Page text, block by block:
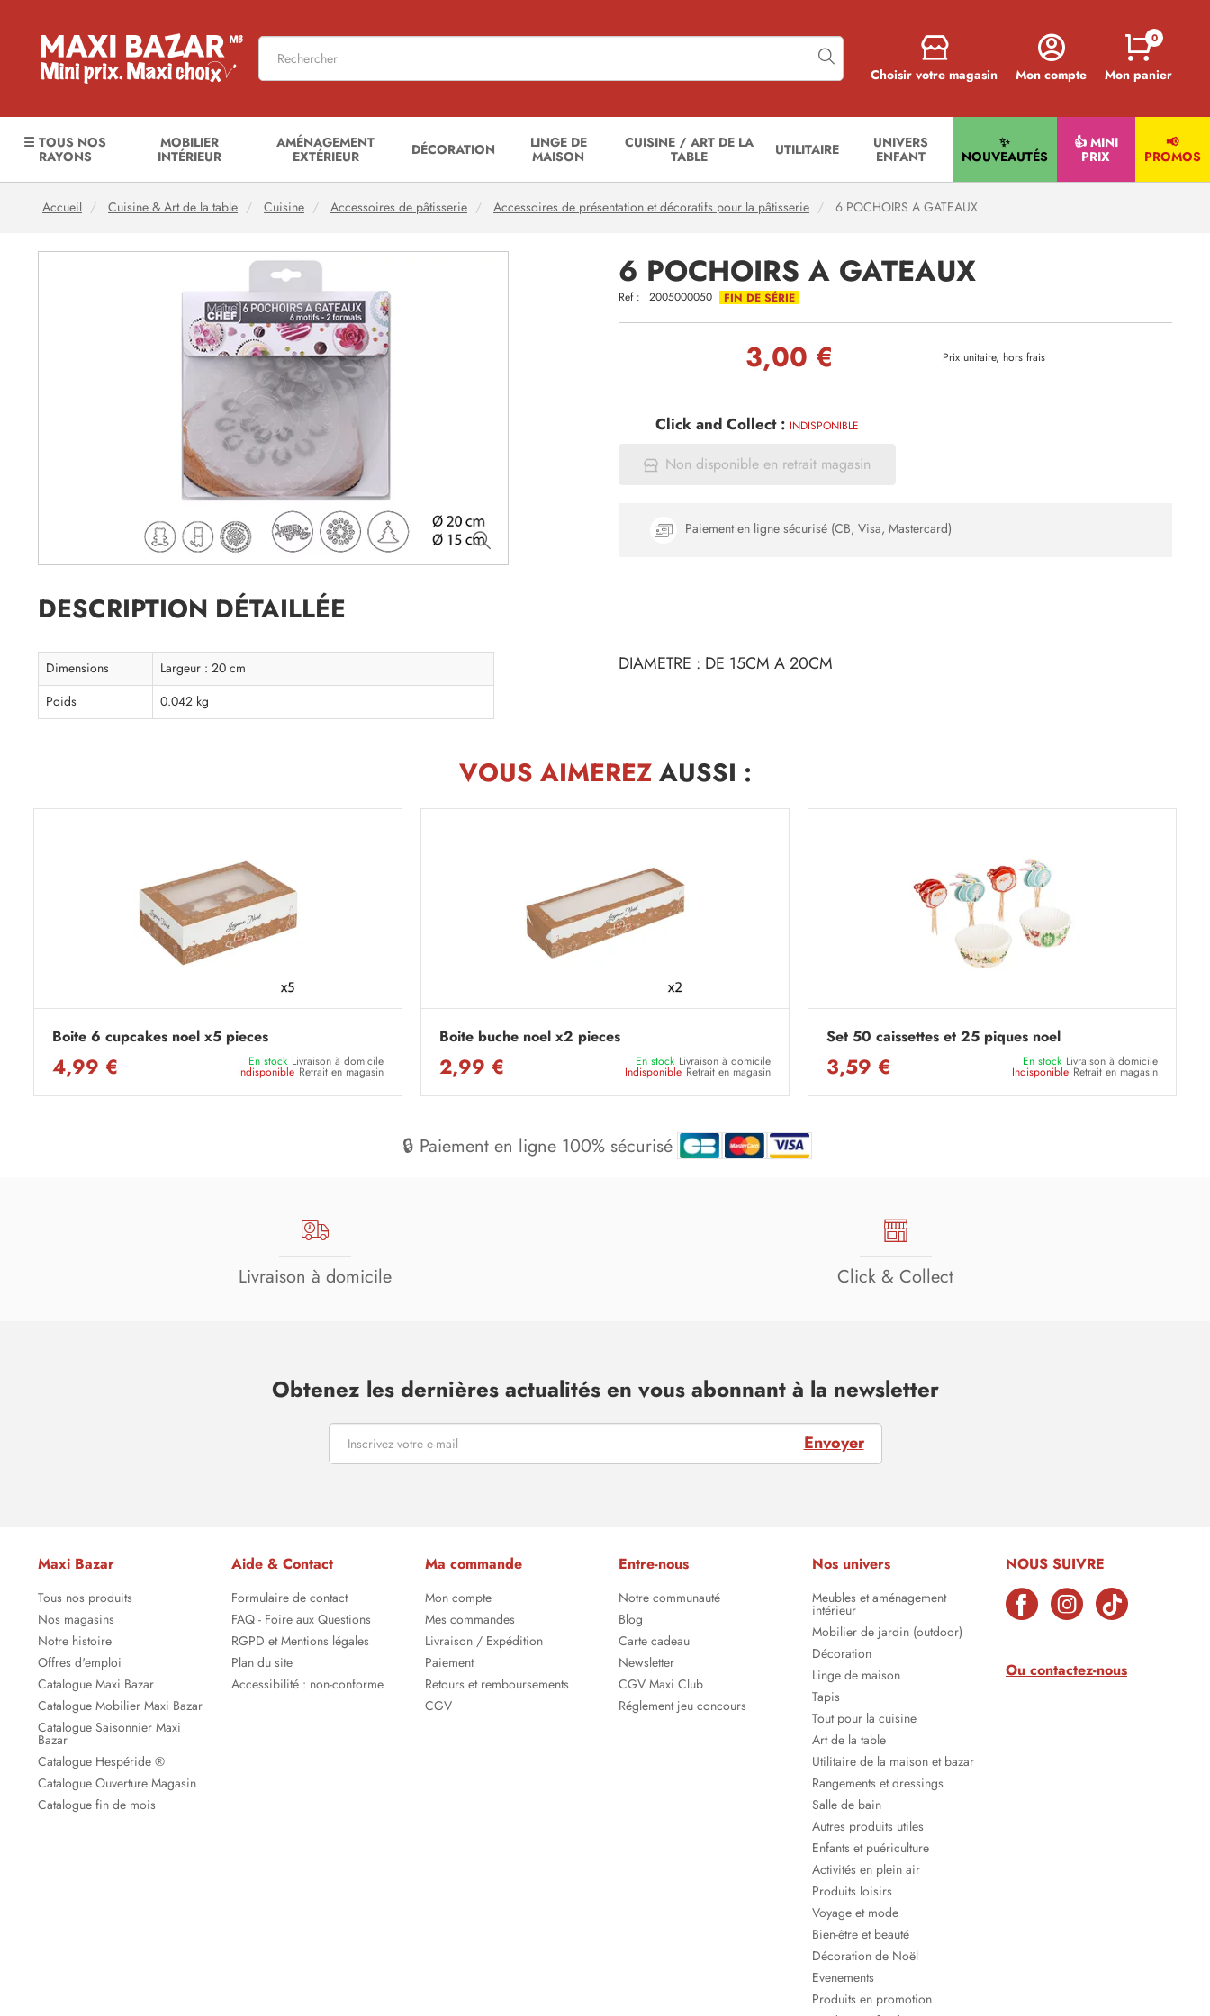
Choisir votre magasin Mon compte Mon panier
0
☰ TOUS NOS
RAYONS
MOBILIER
INTÉRIEUR
AMÉNAGEMENT
EXTÉRIEUR
DÉCORATION
LINGE DE
MAISON
CUISINE / ART DE LA
TABLE
UTILITAIRE
UNIVERS
ENFANT
✨
NOUVEAUTÉS
👍 MINI
PRIX
📢
PROMOS
Accueil Cuisine & Art de la table Cuisine Accessoires de pâtisserie Accessoires de présentation et décoratifs pour la pâtisserie 6 POCHOIRS A GATEAUX
6 POCHOIRS A GATEAUX
Ref : 2005000050 FIN DE SÉRIE
3,00 € Prix unitaire, hors frais
Click and Collect : INDISPONIBLE
Non disponible en retrait magasin
Paiement en ligne sécurisé (CB, Visa, Mastercard)
DESCRIPTION DÉTAILLÉE
Dimensions
Largeur : 20 cm
Poids
0.042 kg
DIAMETRE : DE 15CM A 20CM
VOUS AIMEREZAUSSI :
Boite 6 cupcakes noel x5 pieces
4,99 € En stock Livraison à domicile
Indisponible Retrait en magasin
Boite buche noel x2 pieces
2,99 € En stock Livraison à domicile
Indisponible Retrait en magasin
Set 50 caissettes et 25 piques noel
3,59 € En stock Livraison à domicile
Indisponible Retrait en magasin
🔒 Paiement en ligne 100% sécurisé
Livraison à domicile Click & Collect
Obtenez les dernières actualités en vous abonnant à la newsletter
Envoyer
Maxi Bazar
Tous nos produits
Nos magasins
Notre histoire
Offres d'emploi
Catalogue Maxi Bazar
Catalogue Mobilier Maxi Bazar
Catalogue Saisonnier Maxi
Bazar
Catalogue Hespéride ®
Catalogue Ouverture Magasin
Catalogue fin de mois
Aide & Contact
Formulaire de contact
FAQ - Foire aux Questions
RGPD et Mentions légales
Plan du site
Accessibilité : non-conforme
Ma commande
Mon compte
Mes commandes
Livraison / Expédition
Paiement
Retours et remboursements
CGV
Entre-nous
Notre communauté
Blog
Carte cadeau
Newsletter
CGV Maxi Club
Réglement jeu concours
Nos univers
Meubles et aménagement
intérieur
Mobilier de jardin (outdoor)
Décoration
Linge de maison
Tapis
Tout pour la cuisine
Art de la table
Utilitaire de la maison et bazar
Rangements et dressings
Salle de bain
Autres produits utiles
Enfants et puériculture
Activités en plein air
Produits loisirs
Voyage et mode
Bien-être et beauté
Décoration de Noël
Evenements
Produits en promotion
NOUS SUIVRE
Ou contactez-nous